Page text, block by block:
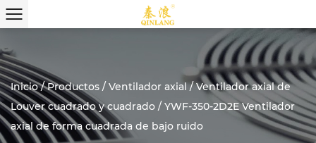
Inicio/Productos / Ventilador axial/Ventilador axial de
Louver cuadrado y cuadrado / YWF-350-2D2E Ventilador
axial de forma cuadrada de bajo ruido